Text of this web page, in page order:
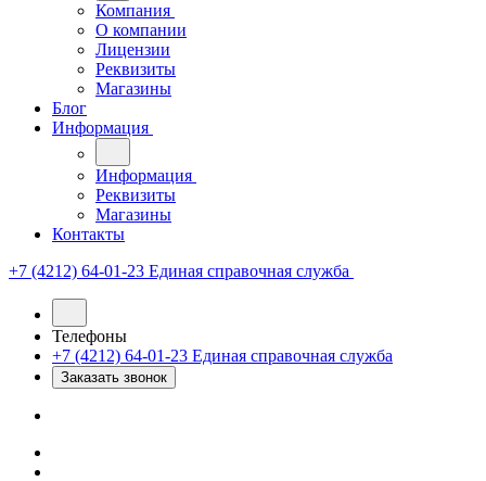
Компания
О компании
Лицензии
Реквизиты
Магазины
Блог
Информация
Информация
Реквизиты
Магазины
Контакты
+7 (4212) 64-01-23 Единая справочная служба
Телефоны
+7 (4212) 64-01-23 Единая справочная служба
Заказать звонок